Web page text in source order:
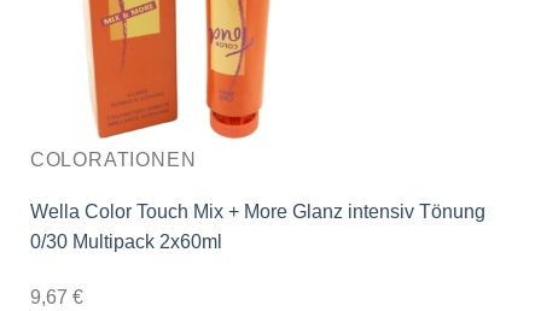
COLORATIONEN
Wella Color Touch Mix + More Glanz intensiv Tönung
0/30 Multipack 2x60ml
9,67 €